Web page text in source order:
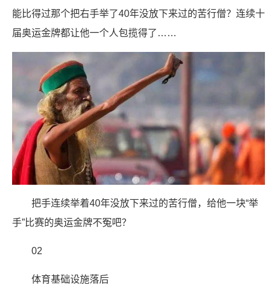
能比得过那个把右手举了40年没放下来过的苦行僧？连续十
届奥运金牌都让他一个人包揽得了……
把手连续举着40年没放下来过的苦行僧，给他一块“举
手”比赛的奥运金牌不冤吧？
02
体育基础设施落后